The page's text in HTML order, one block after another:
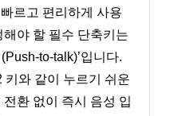
르고 편리하게 사용
야 할 필수 단축키는
to-talk)’입니다.
키와 같이 누르기 쉬운
환 없이 즉시 음성 입